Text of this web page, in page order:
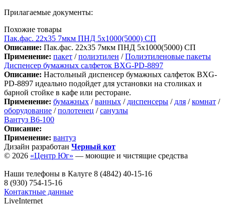
Прилагаемые документы:
Похожие товары
Пак.фас. 22х35 7мкм ПНД 5х1000(5000) СП
Описание: Пак.фас. 22х35 7мкм ПНД 5х1000(5000) СП
Применение: пакет /полиэтилен /Полиэтиленовые пакеты
Диспенсер бумажных салфеток BXG-PD-8897
Описание: Настольный диспенсер бумажных салфеток BXG-
PD-8897 идеально подойдет для установки на столиках и
барной стойке в кафе или ресторане.
Применение: бумажных /ванных / диспенсеры / для /комнат /
оборудование /полотенец /санузлы
Вантуз В6-100
Описание:
Применение: вантуз
Дизайн разработан Черный кот
© 2026 «Центр Юг» — моющие и чистящие средства
Наши телефоны в Калуге 8 (4842) 40-15-16
8 (930) 754-15-16
Контактные данные
LiveInternet